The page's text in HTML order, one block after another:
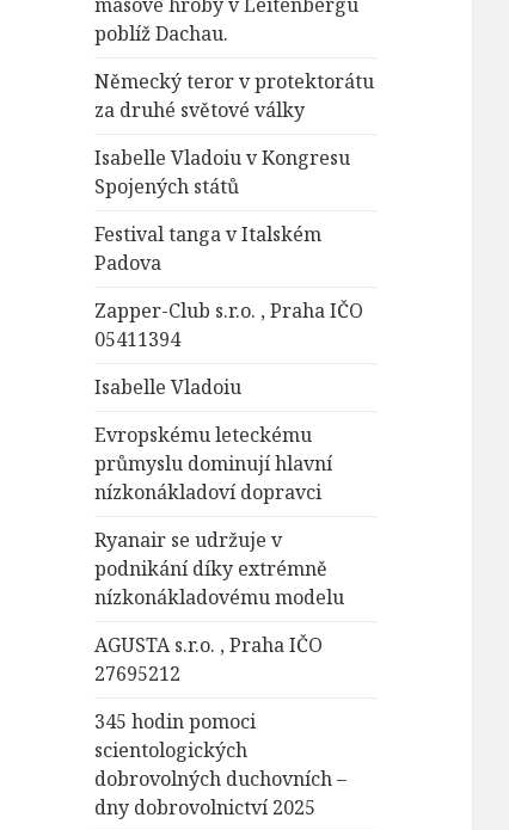
poblíž Dachau.
Německý teror v protektorátu
za druhé světové války
Isabelle Vladoiu v Kongresu
Spojených států
Festival tanga v Italském
Padova
Zapper-Club s.r.o. , Praha IČO
05411394
Isabelle Vladoiu
Evropskému leteckému
průmyslu dominují hlavní
nízkonákladoví dopravci
Ryanair se udržuje v
podnikání díky extrémně
nízkonákladovému modelu
AGUSTA s.r.o. , Praha IČO
27695212
345 hodin pomoci
scientologických
dobrovolných duchovních –
dny dobrovolnictví 2025